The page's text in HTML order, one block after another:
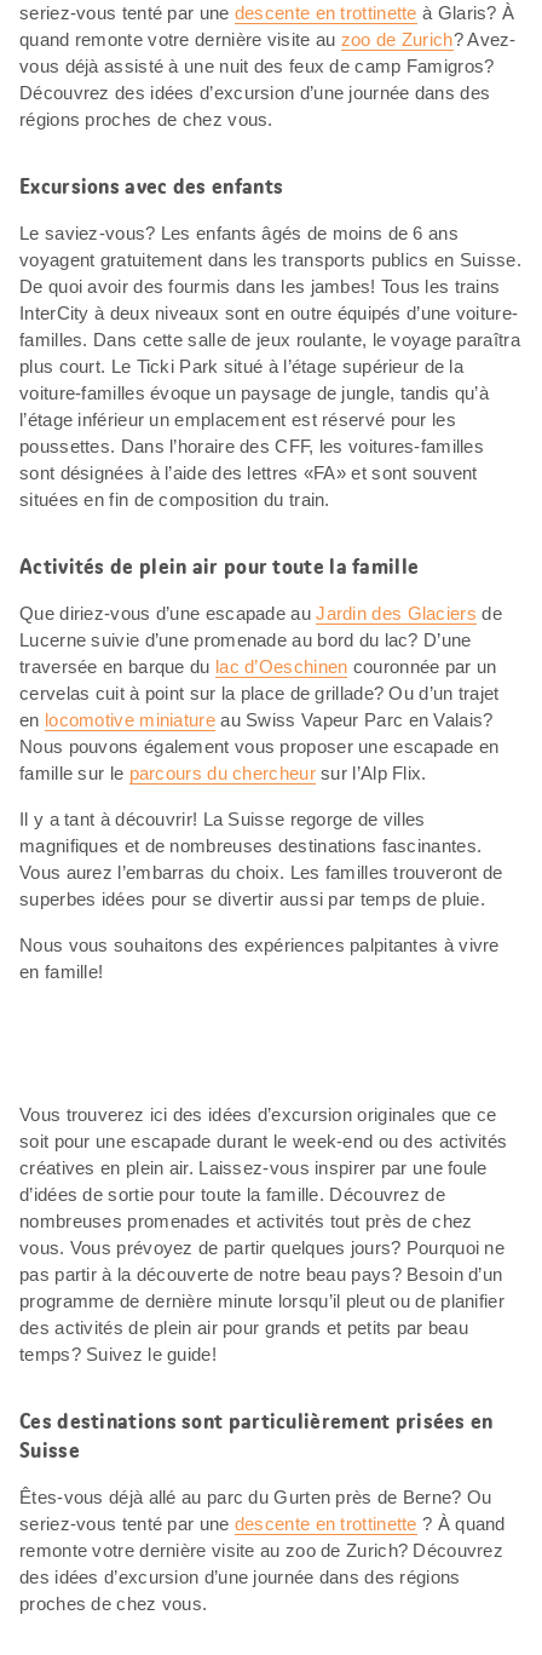
seriez-vous tenté par une descente en trottinette à Glaris? À
quand remonte votre dernière visite au zoo de Zurich? Avez-
vous déjà assisté à une nuit des feux de camp Famigros?
Découvrez des idées d’excursion d’une journée dans des
régions proches de chez vous.
Excursions avec des enfants
Le saviez-vous? Les enfants âgés de moins de 6 ans
voyagent gratuitement dans les transports publics en Suisse.
De quoi avoir des fourmis dans les jambes! Tous les trains
InterCity à deux niveaux sont en outre équipés d’une voiture-
familles. Dans cette salle de jeux roulante, le voyage paraîtra
plus court. Le Ticki Park situé à l’étage supérieur de la
voiture-familles évoque un paysage de jungle, tandis qu’à
l’étage inférieur un emplacement est réservé pour les
poussettes. Dans l’horaire des CFF, les voitures-familles
sont désignées à l’aide des lettres «FA» et sont souvent
situées en fin de composition du train.
Activités de plein air pour toute la famille
Que diriez-vous d’une escapade auJardin des Glaciers de
Lucerne suivie d’une promenade au bord du lac? D’une
traversée en barque du lac d’Oeschinen couronnée par un
cervelas cuit à point sur la place de grillade? Ou d’un trajet
en locomotive miniatureau Swiss Vapeur Parc en Valais?
Nous pouvons également vous proposer une escapade en
famille sur le parcours du chercheursur l’Alp Flix.
Il y a tant à découvrir! La Suisse regorge de villes
magnifiques et de nombreuses destinations fascinantes.
Vous aurez l’embarras du choix. Les familles trouveront de
superbes idées pour se divertir aussi par temps de pluie.
Nous vous souhaitons des expériences palpitantes à vivre
en famille!
Vous trouverez ici des idées d’excursion originales que ce
soit pour une escapade durant le week-end ou des activités
créatives en plein air. Laissez-vous inspirer par une foule
d’idées de sortie pour toute la famille. Découvrez de
nombreuses promenades et activités tout près de chez
vous. Vous prévoyez de partir quelques jours? Pourquoi ne
pas partir à la découverte de notre beau pays? Besoin d’un
programme de dernière minute lorsqu’il pleut ou de planifier
des activités de plein air pour grands et petits par beau
temps? Suivez le guide!
Ces destinations sont particulièrement prisées en
Suisse
Êtes-vous déjà allé au parc du Gurten près de Berne? Ou
seriez-vous tenté par une descente en trottinette ? À quand
remonte votre dernière visite au zoo de Zurich? Découvrez
des idées d’excursion d’une journée dans des régions
proches de chez vous.